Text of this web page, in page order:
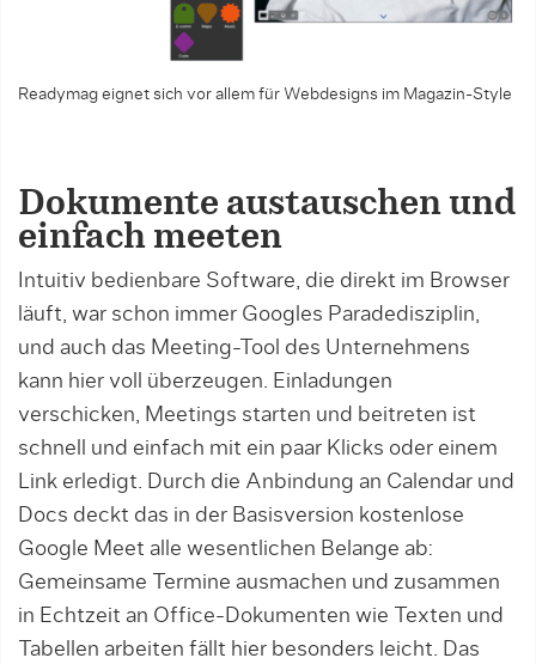
Readymag eignet sich vor allem für Webdesigns im Magazin-Style
Dokumente austauschen und
einfach meeten
Intuitiv bedienbare Software, die direkt im Browser
läuft, war schon immer Googles Paradedisziplin,
und auch das Meeting-Tool des Unternehmens
kann hier voll überzeugen. Einladungen
verschicken, Meetings starten und beitreten ist
schnell und einfach mit ein paar Klicks oder einem
Link erledigt. Durch die Anbindung an Calendar und
Docs deckt das in der Basisversion kostenlose
Google Meet alle wesentli­chen Belange ab:
Gemeinsame Termine ausmachen und zusammen
in Echtzeit an Office-Dokumenten wie Texten und
Tabellen arbeiten fällt hier besonders leicht. Das